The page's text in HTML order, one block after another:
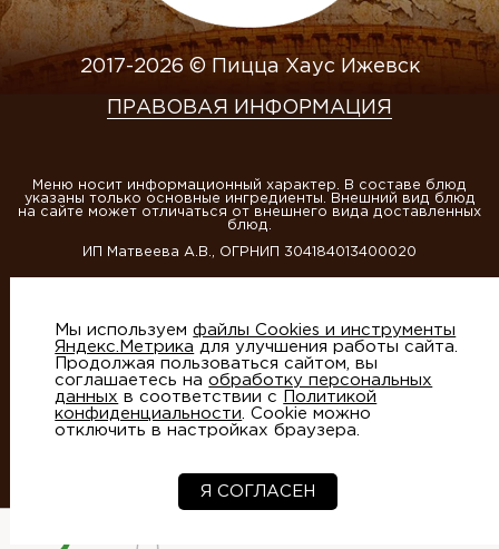
2017-2026 © Пицца Хаус Ижевск
ПРАВОВАЯ ИНФОРМАЦИЯ
Меню носит информационный характер. В составе блюд
указаны только основные ингредиенты. Внешний вид блюд
на сайте может отличаться от внешнего вида доставленных
блюд.
ИП Матвеева А.В., ОГРНИП 304184013400020
Мы используемфайлы Cookies и инструменты
Яндекс.Метрика для улучшения работы сайта.
Продолжая пользоваться сайтом, вы
соглашаетесь наобработку персональных
данных в соответствии с
Политикой
конфиденциальности . Cookie можно
отключить в настройках браузера.
Я СОГЛАСЕН